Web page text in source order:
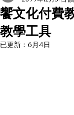
饗文化付費
教學工具
已更新： 6月4日